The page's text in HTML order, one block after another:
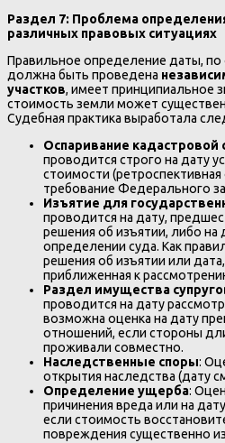
Раздел 7: Проблема
различных правовых ситуациях
Правильное определение даты, по
должна быть проведена
участков, имеет принципиальное
стоимость земли может
Судебная практика выработала
Оспаривание кадастровой
проводится строго на дату
стоимости
требование Федерального
Изъятие для
проводится на дату,
решения об изъятии, либо на
определении суда. Как
решения об изъятии или
приближенная к
Раздел имущества
проводится на дату
возможна оценка на дату
отношений, если стороны
проживали совместно.
Наследственные споры:
открытия наследства (дату
Определение ущерба:
причинения вреда или на
если стоимость
повреждения существенно